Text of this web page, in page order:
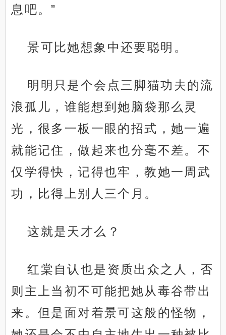
息吧。”
景可比她想象中还要聪明。
明明只是个会点三脚猫功夫的流
浪孤儿，谁能想到她脑袋那么灵
光，很多一板一眼的招式，她一遍
就能记住，做起来也分毫不差。不
仅学得快，记得也牢，教她一周武
功，比得上别人三个月。
这就是天才么？
红棠自认也是资质出众之人，否
则主上当初不可能把她从毒谷带出
来。但是面对着景可这般的怪物，